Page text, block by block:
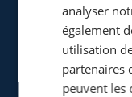
217,
analyser
également
utilisation
partenaires
peuvent les